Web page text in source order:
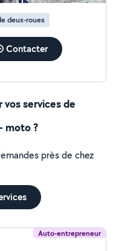
deux-roues
Contacter
services de
moto ?
près de chez
Auto-entrepreneur